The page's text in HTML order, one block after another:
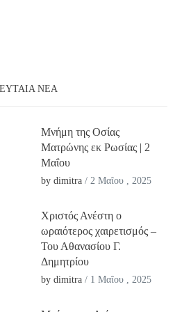
ΝΕΑ
Μνήμη της Οσίας
Ματρώνης εκ Ρωσίας | 2
Μαΐου
by dimitra / 2 Μαΐου , 2025
Χριστός Ανέστη ο
ωραιότερος χαιρετισμός –
Του Αθανασίου Γ.
Δημητρίου
by dimitra / 1 Μαΐου , 2025